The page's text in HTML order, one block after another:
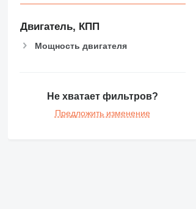
Двигатель, КПП
Мощность двигателя
Не хватает фильтров?
Предложить изменение